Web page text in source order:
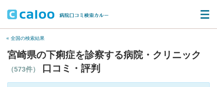
« 全国の検索結果
宮崎県の下痢症を診察する病院・クリニック
（573件） 口コミ・評判